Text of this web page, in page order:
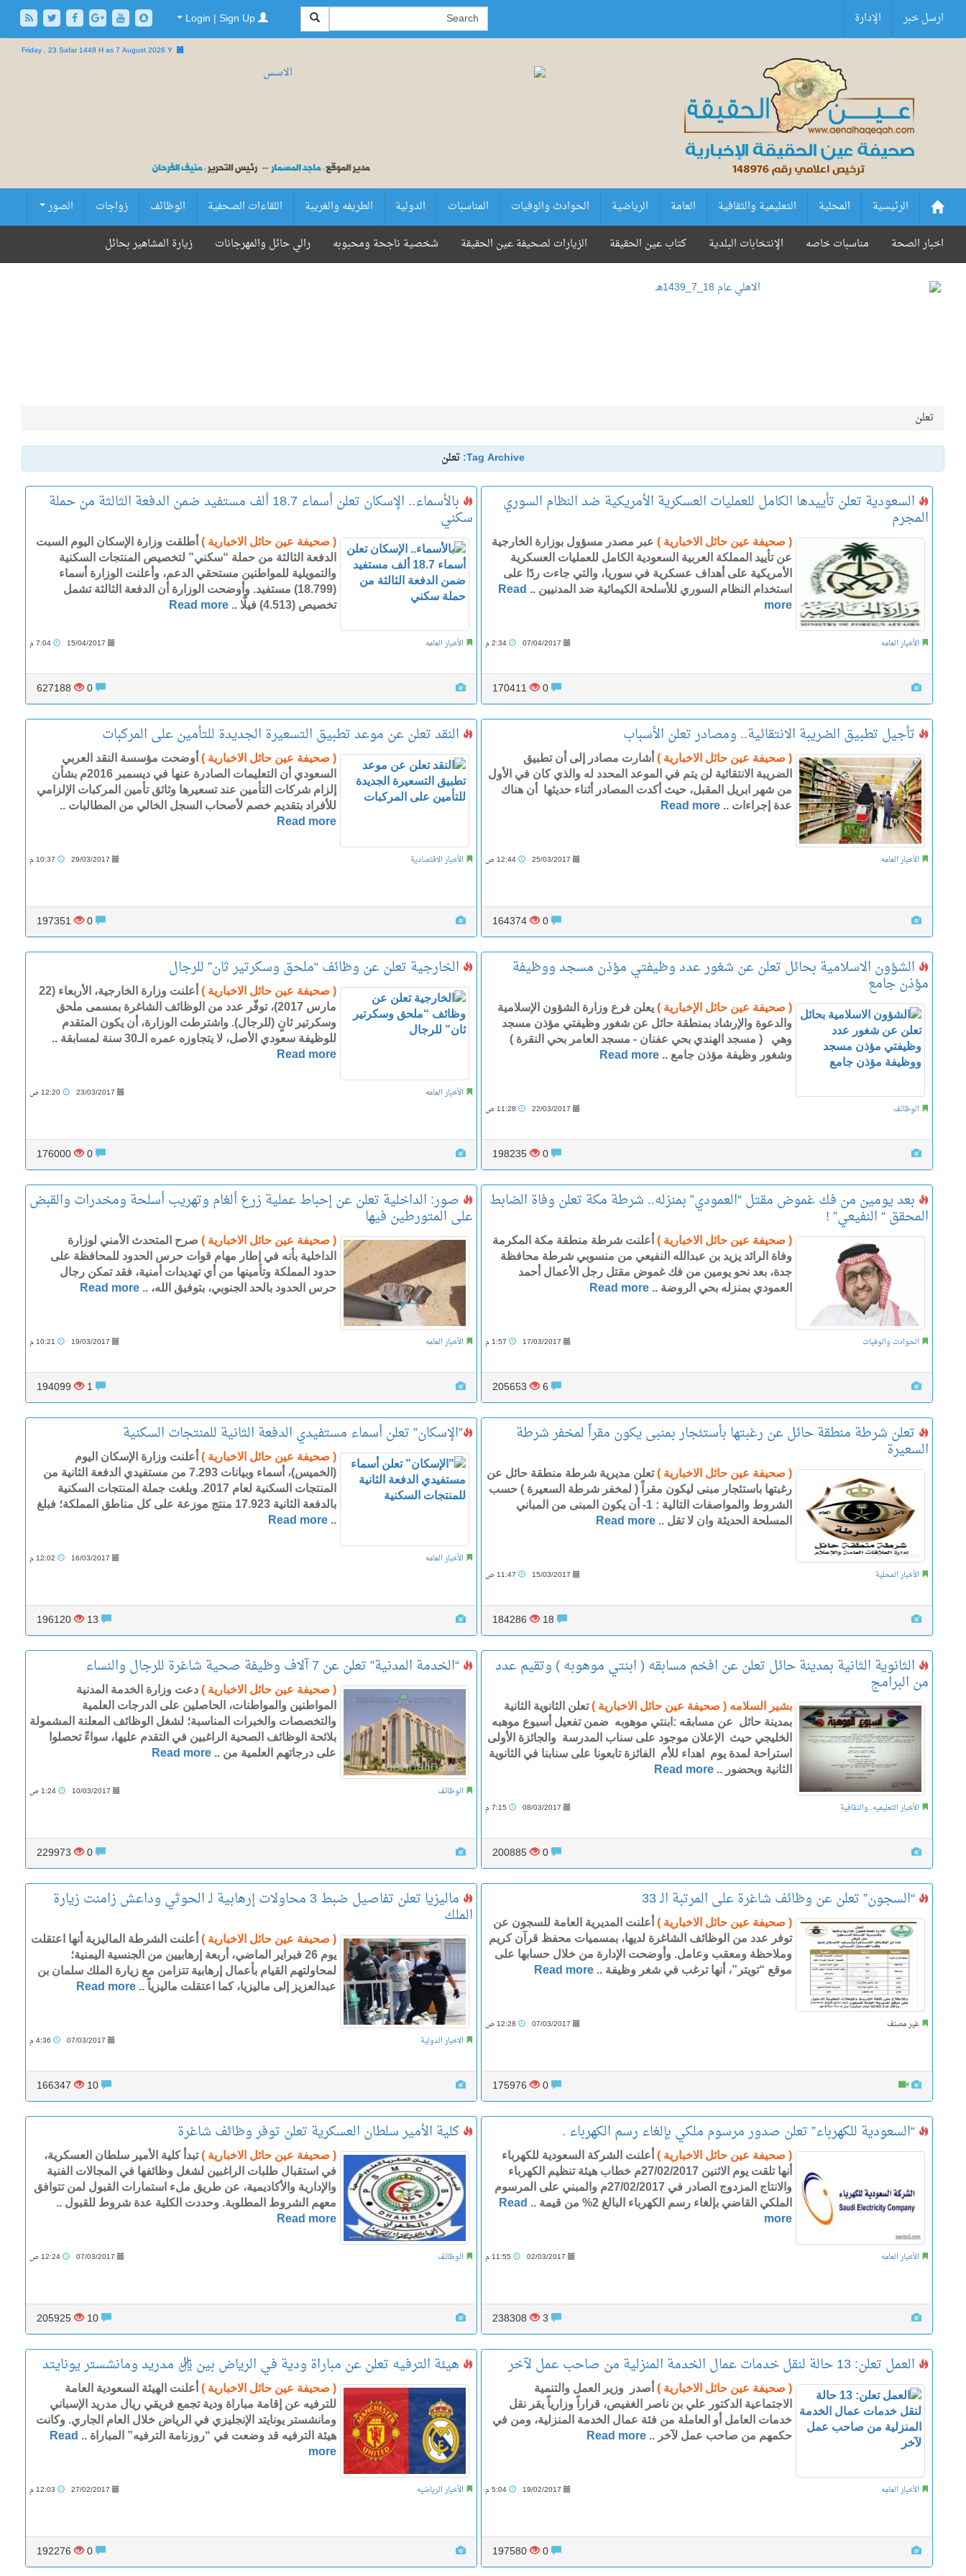
ارسل خبر الإدارة
Friday , 23 Safar 1448 H as7 August 2026 Y
الرئيسية المحلية التعليمية والثقافية العامة الرياضية الحوادث والوفيات المناسبات الدولية الطريفه والغريبة اللقاءات الصحفية الوظائف زواجات
الصور
زيارة المشاهير بحائل
رالي حائل والمهرجانات شخصية ناجحة ومحبوبه الزيارات لصحيفة عين الحقيقة كتاب عين الحقيقة الإنتخابات البلدية مناسبات خاصه اخبار الصحة
تعلن
Tag Archive: تعلن
بالأسماء.. الإسكان تعلن أسماء 18.7 ألف مستفيد ضمن الدفعة الثالثة من حملة
سكني
( صحيفة عين حائل الاخبارية ) أطلقت وزارة الإسكان اليوم السبت
الدفعة الثالثة من حملة “سكني” لتخصيص المنتجات السكنية
والتمويلية للمواطنين مستحقي الدعم، وأعلنت الوزارة أسماء
(18.799) مستفيد. وأوضحت الوزارة أن الدفعة الثالثة تشمل
تخصيص (4.513) فيلَّا ..
Read more
الأخبار العامه 15/04/2017
627188
السعودية تعلن تأييدها الكامل للعمليات العسكرية الأمريكية ضد النظام السوري
المجرم
( صحيفة عين حائل الاخبارية ) عبر مصدر مسؤول بوزارة الخارجية
عن تأييد المملكة العربية السعودية الكامل للعمليات العسكرية
الأمريكية على أهداف عسكرية في سوريا، والتي جاءت ردًا على
استخدام النظام السوري للأسلحة الكيمائية ضد المدنيين .. Read
more
الأخبار العامه 07/04/2017 2:34 م
0
170411
النقد تعلن عن موعد تطبيق التسعيرة الجديدة للتأمين على المركبات
( صحيفة عين حائل الاخبارية ) أوضحت مؤسسة النقد العربي
السعودي أن التعليمات الصادرة عنها في ديسمبر 2016م بشأن
إلزام شركات التأمين عند تسعيرها وثائق تأمين المركبات الإلزامي
للأفراد بتقديم خصم لأصحاب السجل الخالي من المطالبات ..
Read more
الأخبار الاقتصادية 29/03/2017
197351
تأجيل تطبيق الضريبة الانتقائية.. ومصادر تعلن الأسباب
( صحيفة عين حائل الاخبارية ) أشارت مصادر إلى أن تطبيق
الضريبة الانتقائية لن يتم في الموعد المحدد له والذي كان في الأول
من شهر ابريل المقبل، حيث أكدت المصادر أثناء حديثها أن هناك
عدة إجراءات .. Read more
الأخبار العامه 25/03/2017 12:44 ص
0
164374
الخارجية تعلن عن وظائف “ملحق وسكرتير ثان” للرجال
( صحيفة عين حائل الاخبارية )
أعلنت وزارة الخارجية، الأربعاء (22
مارس 2017)، توفّر عدد من الوظائف الشاغرة بمسمى ملحق
وسكرتير ثانٍ (للرجال). واشترطت الوزارة، أن يكون المتقدم
للوظيفة سعودي الأصل، لا يتجاوزه عمره الـ30 سنة لمسابقة ..
Read more
الأخبار العامه 23/03/2017
176000
الشؤون الاسلامية بحائل تعلن عن شغور عدد وظيفتي مؤذن مسجد ووظيفة
مؤذن جامع
( صحيفة عين حائل الإخبارية ) يعلن فرع وزارة الشؤون الإسلامية
والدعوة والإرشاد بمنطقة حائل عن شغور وظيفتي مؤذن مسجد
وهي ( مسجد الهندي بحي عفنان - مسجد العامر بحي النقرة )
وشغور وظيفة مؤذن جامع .. Read more
الوظائف 22/03/2017 11:28 ص
0
198235
صور: الداخلية تعلن عن إحباط عملية زرع ألغام وتهريب أسلحة ومخدرات والقبض
على المتورطين فيها
( صحيفة عين حائل الاخبارية ) صرح المتحدث الأمني لوزارة
الداخلية بأنه في إطار مهام قوات حرس الحدود للمحافظة على
حدود المملكة وتأمينها من أي تهديدات أمنية، فقد تمكن رجال
حرس الحدود بالحد الجنوبي، بتوفيق الله، .. Read more
الأخبار العامه 19/03/2017
194099
بعد يومين من فك غموض مقتل “العمودي” بمنزله.. شرطة مكة تعلن وفاة الضابط
المحقق “ النفيعي” !
( صحيفة عين حائل الاخبارية ) أعلنت شرطة منطقة مكة المكرمة
وفاة الرائد يزيد بن عبدالله النفيعي من منسوبي شرطة محافظة
جدة، بعد نحو يومين من فك غموض مقتل رجل الأعمال أحمد
العمودي بمنزله بحي الروضة .. Read more
الحوادث والوفيات 17/03/2017 1:57 م
6
205653
​”الإسكان” تعلن أسماء مستفيدي الدفعة الثانية للمنتجات السكنية
( صحيفة عين حائل الاخبارية ) أعلنت وزارة الإسكان اليوم
(الخميس)، أسماء وبيانات 7.293 من مستفيدي الدفعة الثانية من
المنتجات السكنية لعام 2017. وبلغت جملة المنتجات السكنية
بالدفعة الثانية 17.923 منتج موزعة على كل مناطق المملكة؛ فبلغ
..
Read more
الأخبار العامه 16/03/2017
196120
تعلن شرطة منطقة حائل عن رغبتها بأستئجار بمنبى يكون مقراً لمخفر شرطة
السعيرة
( صحيفة عين حائل الاخبارية )تعلن مديرية شرطة منطقة حائل عن
رغبتها باستئجار مبنى ليكون مقراً ( لمخفر شرطة السعيرة ) حسب
الشروط والمواصفات التالية : 1- أن يكون المبنى من المباني
المسلحة الحديثة وان لا تقل .. Read more
الأخبار المحلية 15/03/2017 11:47 ص
18
184286
“الخدمة المدنية” تعلن عن 7 آلاف وظيفة صحية شاغرة للرجال والنساء
( صحيفة عين حائل الاخبارية ) دعت وزارة الخدمة المدنية
المواطنين والمواطنات، الحاصلين على الدرجات العلمية
والتخصصات والخبرات المناسبة؛ لشغل الوظائف المعلنة المشمولة
بلائحة الوظائف الصحية الراغبين في التقدم عليها، سواءً تحصلوا
على درجاتهم العلمية من .. Read more
الوظائف 10/03/2017
229973
الثانوية الثانية بمدينة حائل تعلن عن افخم مسابقه ( ابنتي موهوبه ) وتقيم عدد
من البرامج
بشير السلامه ( صحيفة عين حائل الاخبارية )تعلن الثانوية الثانية
بمدينة حائل عن مسابقه :ابنتي موهوبه ضمن تفعيل أسبوع موهبه
الخليجي حيث الإعلان موجود على سناب المدرسة والجائزة الأولى
استراحة لمدة يوم اهداء للأم الفائزة تابعونا على سنابنا في الثانوية
الثانية وبحضور .. Read more
الأخبار التعليميه. والثقافية 08/03/2017 7:15 م
0
200885
ماليزيا تعلن تفاصيل ضبط 3 محاولات إرهابية لـ الحوثي وداعش زامنت زيارة
الملك
( صحيفة عين حائل الاخبارية ) أعلنت الشرطة الماليزية أنها اعتقلت
يوم 26 فبراير الماضي، أربعة إرهابيين من الجنسية اليمنية؛
لمحاولتهم القيام بأعمال إرهابية تتزامن مع زيارة الملك سلمان بن
عبدالعزيز إلى ماليزيا، كما اعتقلت ماليزياً .. Read more
الاخبار الدولية 07/03/2017
166347
“السجون” تعلن عن وظائف شاغرة على المرتبة الـ 33
( صحيفة عين حائل الاخبارية ) أعلنت المديرية العامة للسجون عن
توفر عدد من الوظائف الشاغرة لديها، بمسميات محفظ قرآن كريم
وملاحظة ومعقب وعامل. وأوضحت الإدارة من خلال حسابها على
موقع “تويتر”، أنها ترغب في شغر وظيفة .. Read more
غير مصنف 07/03/2017 12:28 ص
0
175976
كلية الأمير سلطان العسكرية تعلن توفر وظائف شاغرة
( صحيفة عين حائل الاخبارية )تبدأ كلية الأمير سلطان العسكرية،
في استقبال طلبات الراغبين لشغل وظائفها في المجالات الفنية
والإدارية والأكاديمية، عن طريق ملء استمارات القبول لمن تتوافق
معهم الشروط المطلوبة. وحددت الكلية عدة شروط للقبول ..
Read more
الوظائف 07/03/2017
205925
“السعودية للكهرباء” تعلن صدور مرسوم ملكي بإلغاء رسم الكهرباء .
( صحيفة عين حائل الاخبارية ) أعلنت الشركة السعودية للكهرباء
أنها تلقت يوم الاثنين 27/02/2017م خطاب هيئة تنظيم الكهرباء
والانتاج المزدوج الصادر في 27/02/2017م والمبني على المرسوم
الملكي القاضي بإلغاء رسم الكهرباء البالغ 2% من قيمة ..
Read
more
الأخبار العامه 02/03/2017 11:55 م
3
238308
هيئة الترفيه تعلن عن مباراة ودية في الرياض بين ريال مدريد ومانشستر يونايتد
( صحيفة عين حائل الاخبارية ) أعلنت الهيئة السعودية العامة
للترفيه عن إقامة مباراة ودية تجمع فريقي ريال مدريد الإسباني
ومانشستر يونايتد الإنجليزي في الرياض خلال العام الجاري. وكانت
هيئة الترفيه قد وضعت في “روزنامة الترفيه” المباراة .. Read
more
الأخبار الرياضيه 27/02/2017
192276
العمل تعلن: 13 حالة لنقل خدمات عمال الخدمة المنزلية من صاحب عمل لآخر
( صحيفة عين حائل الاخبارية ) أصدر وزير العمل والتنمية
الاجتماعية الدكتور علي بن ناصر الغفيص، قراراً وزارياً يقر نقل
خدمات العامل أو العاملة من فئة عمال الخدمة المنزلية، ومن في
حكمهم من صاحب عمل لآخر .. Read more
الأخبار العامه 19/02/2017 5:04 م
0
197580